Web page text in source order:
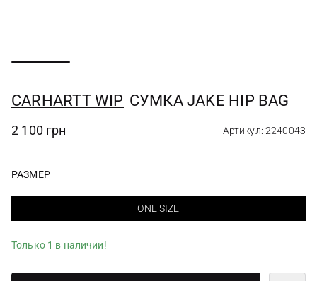
CARHARTT WIP СУМКА JAKE HIP BAG
2 100 грн Артикул: 2240043
РАЗМЕР
ONE SIZE
Только 1 в наличии!